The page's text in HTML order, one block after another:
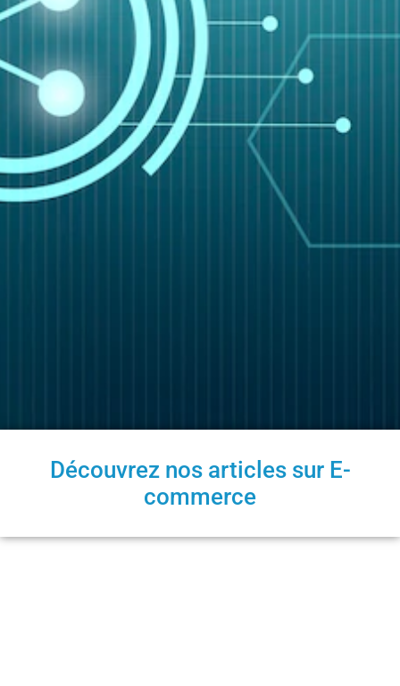
Découvrez nos articles sur E-
commerce